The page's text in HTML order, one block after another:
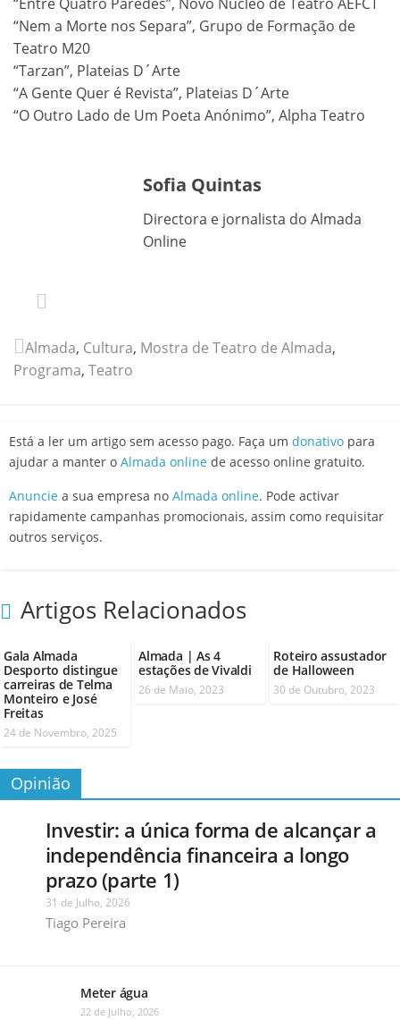
“Nem a Morte nos Separa”, Grupo de Formação de
Teatro M20
“Tarzan”, Plateias D´Arte
“A Gente Quer é Revista”, Plateias D´Arte
“O Outro Lado de Um Poeta Anónimo”, Alpha Teatro
Sofia Quintas
Directora e jornalista do Almada
Online
Almada, Cultura, Mostra de Teatro de Almada,
Programa, Teatro
Está a ler um artigo sem acesso pago. Faça um donativo para
ajudar a manter o Almada online de acesso online gratuito.
Anuncie a sua empresa no Almada online. Pode activar
rapidamente campanhas promocionais, assim como requisitar
outros serviços.
Artigos Relacionados
Gala Almada
Desporto distingue
carreiras de Telma
Monteiro e José
Freitas
24 de Novembro, 2025
Almada | As 4
estações de Vivaldi
26 de Maio, 2023
Roteiro assustador
de Halloween
30 de Outubro, 2023
Opinião
Investir: a única forma de alcançar a
independência financeira a longo
prazo (parte 1)
31 de Julho, 2026
Tiago Pereira
Meter água
22 de Julho, 2026